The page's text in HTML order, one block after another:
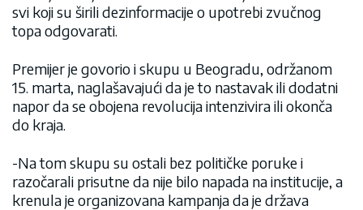
svi koji su širili dezinformacije o upotrebi zvučnog
topa odgovarati.
Premijer je govorio i skupu u Beogradu, održanom
15. marta, naglašavajući da je to nastavak ili dodatni
napor da se obojena revolucija intenzivira ili okonča
do kraja.
-Na tom skupu su ostali bez političke poruke i
razočarali prisutne da nije bilo napada na institucije, a
krenula je organizovana kampanja da je država